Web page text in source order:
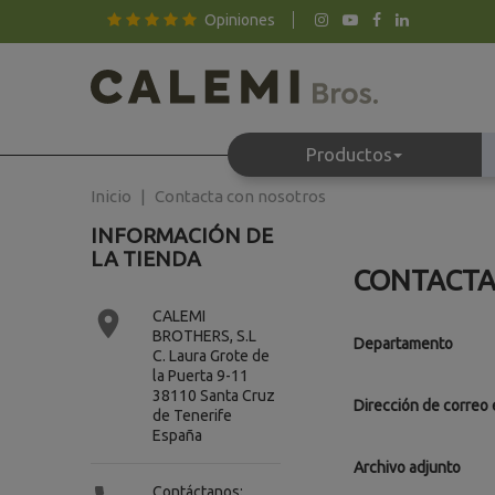
Opiniones
Productos
Inicio Contacta con nosotros
Departamento
Dirección de correo
Archivo adjunto
INFORMACIÓN DE
LA TIENDA

CALEMI
BROTHERS, S.L
C. Laura Grote de
la Puerta 9-11
38110 Santa Cruz
de Tenerife
España
Contáctanos: